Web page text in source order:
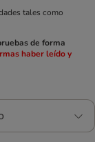
tales como
de forma
haber leído y